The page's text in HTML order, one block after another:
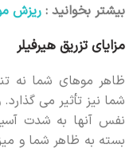
بیشتر بخوانید : ریزش
مزایای تزریق هیرفیلر
ظاهر موهای شما نه
شما نیز تأثیر می
نفس آنها به شدت
بسته به ظاهر شما و